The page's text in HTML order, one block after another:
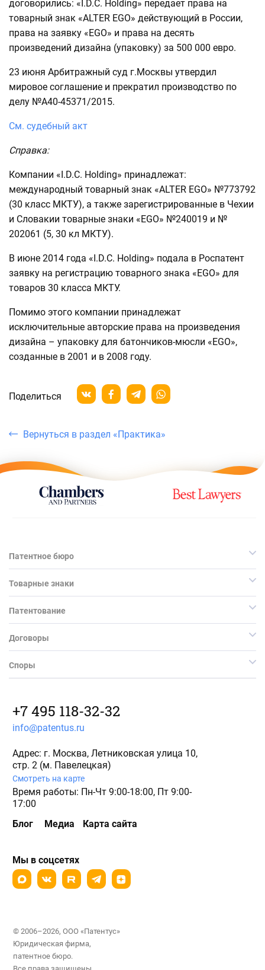
договорились: «I.D.C. Holding» передает права на
товарный знак «ALTER EGO» действующий в России,
права на заявку «EGO» и права на десять
произведений дизайна (упаковку) за 500 000 евро.
23 июня Арбитражный суд г.Москвы утвердил
мировое соглашение и прекратил производство по
делу №А40-45371/2015.
См. судебный акт
Справка:
Компании «I.D.C. Holding» принадлежат:
международный товарный знак «ALTER EGO» №773792
(30 класс МКТУ), а также зарегистрированные в Чехии
и Словакии товарные знаки «EGO» №240019 и №
202061 (5, 30 кл МКТУ).
В июне 2014 года «I.D.C. Holding» подала в Роспатент
заявку на регистрацию товарного знака «EGO» для
товаров 30 класса МКТУ.
Помимо этого компании принадлежат
исключительные авторские права на произведения
дизайна – упаковку для батончиков-мюсли «EGO»,
созданные в 2001 и в 2008 году.
Поделиться
Вернуться в раздел «Практика»
Патентное бюро
Товарные знаки
Патентование
Договоры
Споры
+7 495 118-32-32
info@patentus.ru
Адрес: г. Москва, Летниковская улица 10,
стр. 2 (м. Павелецкая)
Смотреть на карте
Время работы: Пн-Чт 9:00-18:00, Пт 9:00-
17:00
Блог
Медиа Карта сайта
Мы в соцсетях
© 2006–2026, ООО «Патентус»
Юридическая фирма,
патентное бюро.